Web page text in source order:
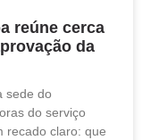
reúne cerca
da
sede do
do serviço
recado claro: que